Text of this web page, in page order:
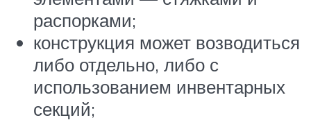
распорками;
конструкция может возводиться
либо отдельно, либо с
использованием инвентарных
секций;